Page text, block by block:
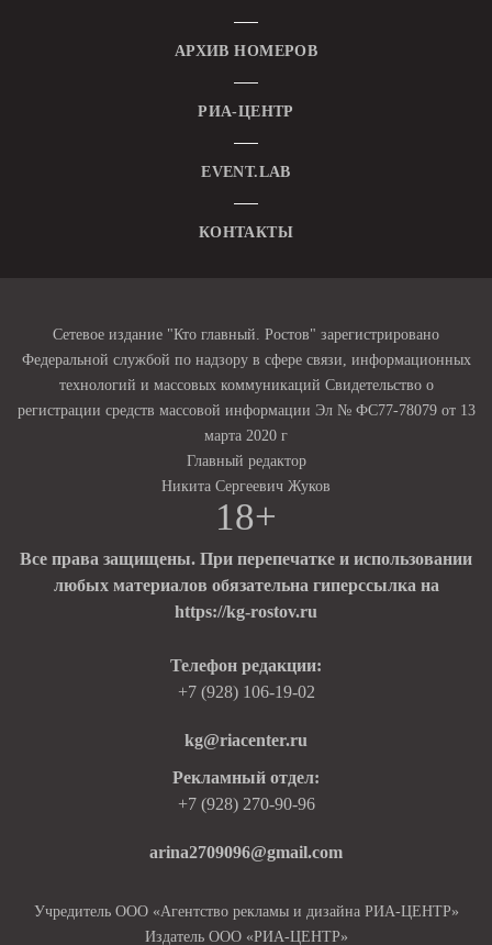
АРХИВ НОМЕРОВ
РИА-ЦЕНТР
EVENT.LAB
КОНТАКТЫ
Сетевое издание "Кто главный. Ростов" зарегистрировано
Федеральной службой по надзору в сфере связи, информационных
технологий и массовых коммуникаций Свидетельство о
регистрации средств массовой информации Эл № ФС77-78079 от 13
марта 2020 г
Главный редактор
Никита Сергеевич Жуков
18+
Все права защищены. При перепечатке и использовании
любых материалов обязательна гиперссылка на
https://kg-rostov.ru
Телефон редакции:
+7 (928) 106-19-02
kg@riacenter.ru
Рекламный отдел:
+7 (928) 270-90-96
arina2709096@gmail.com
Учредитель ООО «Агентство рекламы и дизайна РИА-ЦЕНТР»
Издатель ООО «РИА-ЦЕНТР»